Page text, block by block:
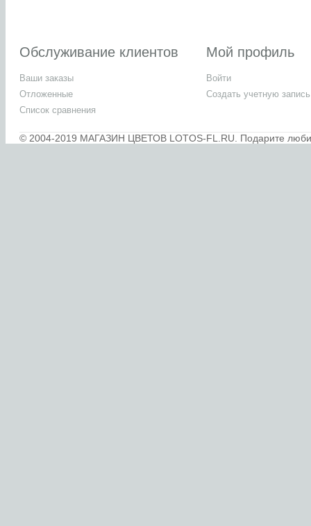
Обслуживание клиентов
Ваши заказы
Отложенные
Список сравнения
Мой профиль
Войти
Создать учетную запись
© 2004-2019 МАГАЗИН ЦВЕТОВ LOTOS-FL.RU. Подарите